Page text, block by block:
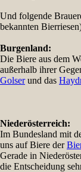
Und folgende
bekannten
Burgenland:
Die Biere aus dem
außerhalb ihrer
Golserund das
Niederösterreich:
Im Bundesland mit
uns auf Biere der
Gerade in
die Entscheidung